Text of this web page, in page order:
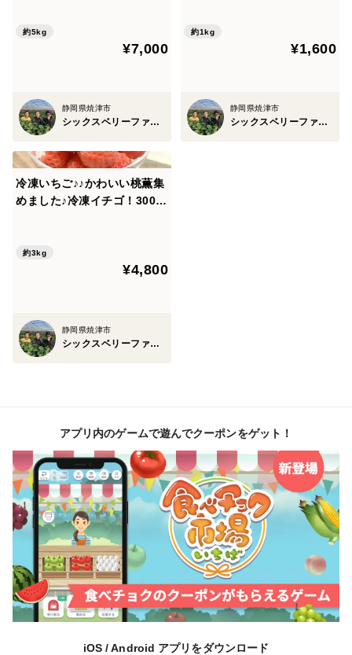
【ご希望の方にはバースデー
カード同封します♪】
約5kg
¥7,000
静岡県焼津市
シックスベリーファーマーズ 松田農園
希望の方にはバースデーカー
約1kg
¥1,600
静岡県焼津市
シックスベリーファーマーズ 松田農園
冷凍いちご♪♪かわいい桃薫集
めました♪冷凍イチゴ！3000
希望の方にはバースデーカー
約3kg
¥4,800
静岡県焼津市
シックスベリーファーマーズ 松田農園
アプリ内のゲームで遊んでクーポンをゲット！
iOS / Android アプリをダウンロード